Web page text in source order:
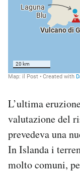
L’ultima
valutazione del
prevedeva una
In Islanda i
molto comuni,